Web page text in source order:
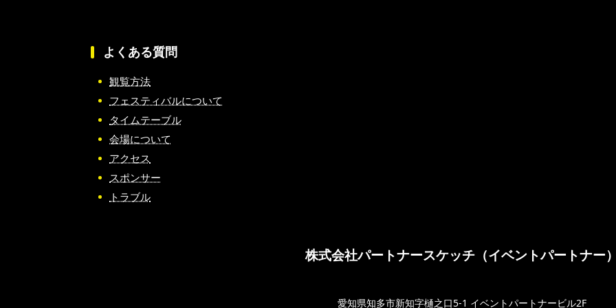
よくある質問
観覧方法
フェスティバルについて
タイムテーブル
会場について
アクセス
スポンサー
トラブル
株式会社パートナースケッチ（イベントパートナー
愛知県知多市新知字樋之口5-1 イベントパートナービル2F